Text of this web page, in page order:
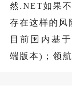
然.NET如果
存在这样的风
目前国内基
端版本)；领航